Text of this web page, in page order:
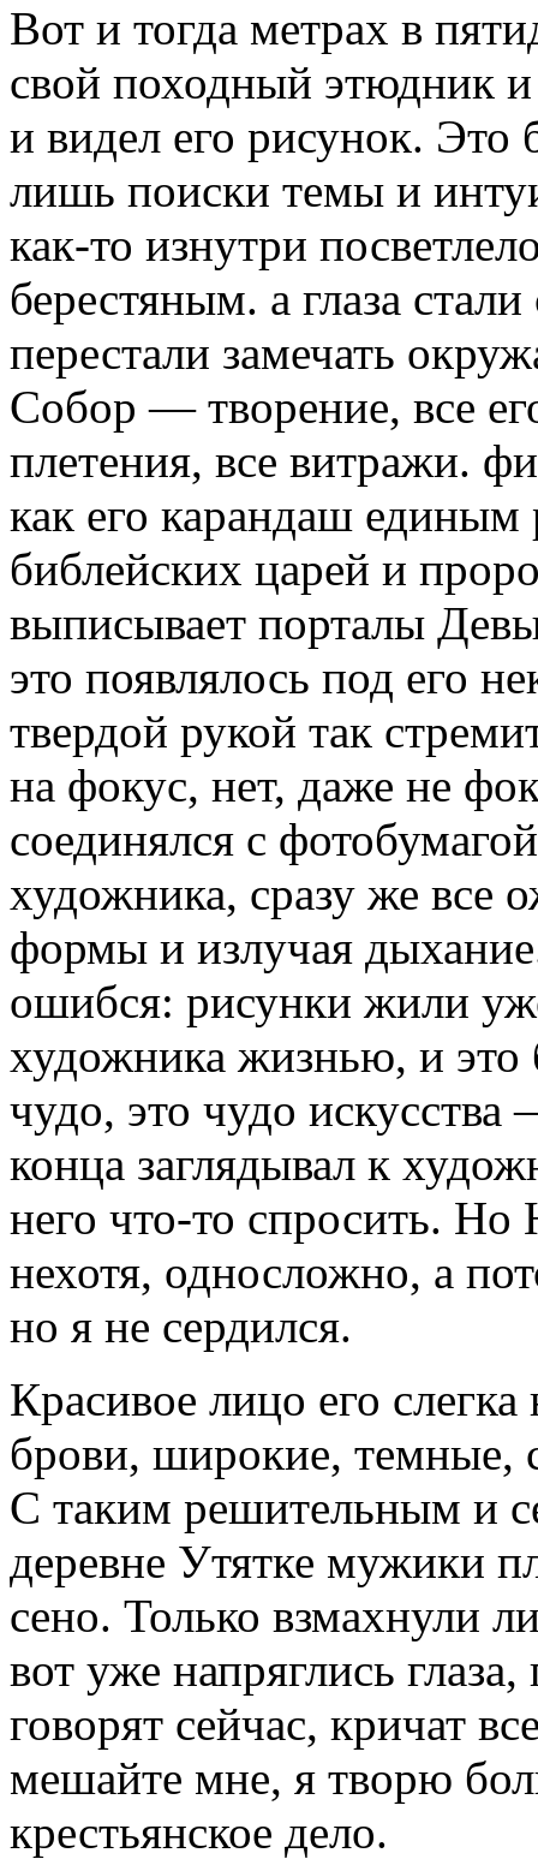
Вот и тогда метрах в
свой походный этюдник и
и видел его рисунок. Это
лишь поиски темы и
как-то изнутри
берестяным. а глаза
перестали замечать
Собор — творение, все
плетения, все витражи.
как его карандаш
библейских царей и
выписывает порталы
это появлялось под его
твердой рукой так
на фокус, нет, даже не
соединялся с
художника, сразу же все
формы и излучая
ошибся: рисунки жили
художника жизнью, и это
чудо, это чудо
конца заглядывал к
него что-то спросить.
нехотя, односложно, а
но я не сердился.
Красивое лицо его
брови, широкие, темные,
С таким решительным и
деревне Утятке мужики
сено. Только взмахнули
вот уже напряглись
говорят сейчас, кричат
мешайте мне, я творю
крестьянское дело.